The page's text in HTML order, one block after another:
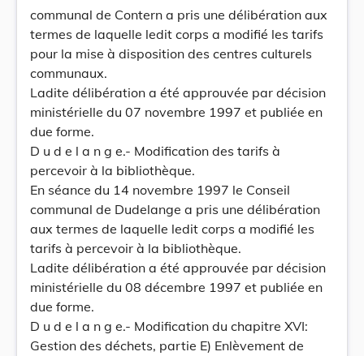
communal de Contern a pris une délibération aux
termes de laquelle ledit corps a modifié les tarifs
pour la mise à disposition des centres culturels
communaux.
Ladite délibération a été approuvée par décision
ministérielle du 07 novembre 1997 et publiée en
due forme.
D u d e l a n g e.- Modification des tarifs à
percevoir à la bibliothèque.
En séance du 14 novembre 1997 le Conseil
communal de Dudelange a pris une délibération
aux termes de laquelle ledit corps a modifié les
tarifs à percevoir à la bibliothèque.
Ladite délibération a été approuvée par décision
ministérielle du 08 décembre 1997 et publiée en
due forme.
D u d e l a n g e.- Modification du chapitre XVI:
Gestion des déchets, partie E) Enlèvement de